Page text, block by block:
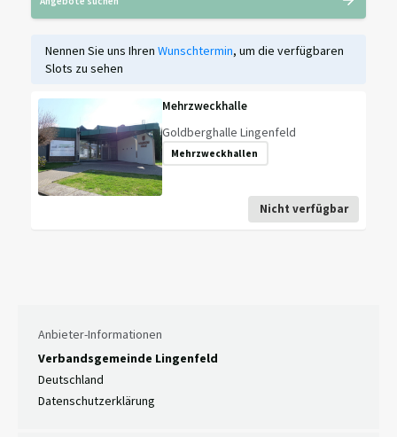
Nennen Sie uns Ihren Wunschtermin, um die verfügbaren
Slots zu sehen
Mehrzweckhalle
Goldberghalle Lingenfeld
Mehrzweckhallen
Nicht verfügbar
Anbieter-Informationen
Verbandsgemeinde Lingenfeld
Deutschland
Datenschutzerklärung